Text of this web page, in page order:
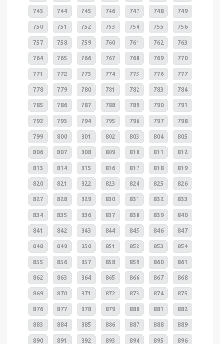
743 744 745 746 747 748 749
750 751 752 753 754 755 756
757 758 759 760 761 762 763
764 765 766 767 768 769 770
771 772 773 774 775 776 777
778 779 780 781 782 783 784
785 786 787 788 789 790 791
792 793 794 795 796 797 798
799 800 801 802 803 804 805
806 807 808 809 810 811 812
813 814 815 816 817 818 819
820 821 822 823 824 825 826
827 828 829 830 831 832 833
834 835 836 837 838 839 840
841 842 843 844 845 846 847
848 849 850 851 852 853 854
855 856 857 858 859 860 861
862 863 864 865 866 867 868
869 870 871 872 873 874 875
876 877 878 879 880 881 882
883 884 885 886 887 888 889
890 891 892 893 894 895 896